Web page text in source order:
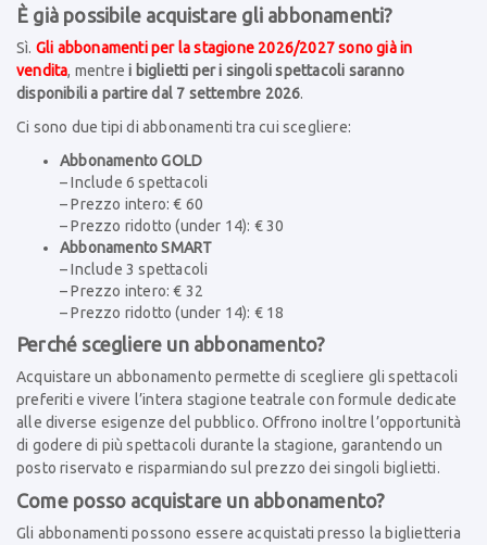
È già possibile acquistare gli abbonamenti?
Sì. Gli abbonamenti per la stagione 2026/2027 sono già in
vendita, mentrei biglietti per i singoli spettacoli saranno
disponibili a partire dal 7 settembre 2026.
Ci sono due tipi di abbonamenti tra cui scegliere:
Abbonamento GOLD
– Include 6 spettacoli
– Prezzo intero: € 60
– Prezzo ridotto (under 14): € 30
Abbonamento SMART
– Include 3 spettacoli
– Prezzo intero: € 32
– Prezzo ridotto (under 14): € 18
Perché scegliere un abbonamento?
Acquistare un abbonamento permette di scegliere gli spettacoli
preferiti e vivere l’intera stagione teatrale con formule dedicate
alle diverse esigenze del pubblico. Offrono inoltre l’opportunità
di godere di più spettacoli durante la stagione, garantendo un
posto riservato e risparmiando sul prezzo dei singoli biglietti.
Come posso acquistare un abbonamento?
Gli abbonamenti possono essere acquistati presso la biglietteria